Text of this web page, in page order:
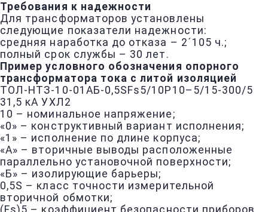
Требования к надежности
Для трансформаторов установлены
следующие показатели надежности:
средняя наработка до отказа – 2´105 ч.;
полный срок службы – 30 лет.
Пример условного обозначения опорного
трансформатора тока с литой изоляцией
ТОЛ-НТЗ-10-01АБ-0,5SFs5/10Р10–5/15-300/5
31,5 кА УХЛ2
10 – номинальное напряжение;
«0» – конструктивный вариант исполнения;
«1» – исполнение по длине корпуса;
«А» – вторичные выводы расположенные
параллельно установочной поверхности;
«Б» – изолирующие барьеры;
0,5S – класс точности измерительной
вторичной обмотки;
(Fs)5 – коэффициент безопасности приборов